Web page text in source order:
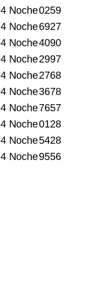
Noche0259
Noche6927
Noche4090
Noche2997
Noche2768
Noche3678
Noche7657
Noche0128
Noche5428
Noche9556